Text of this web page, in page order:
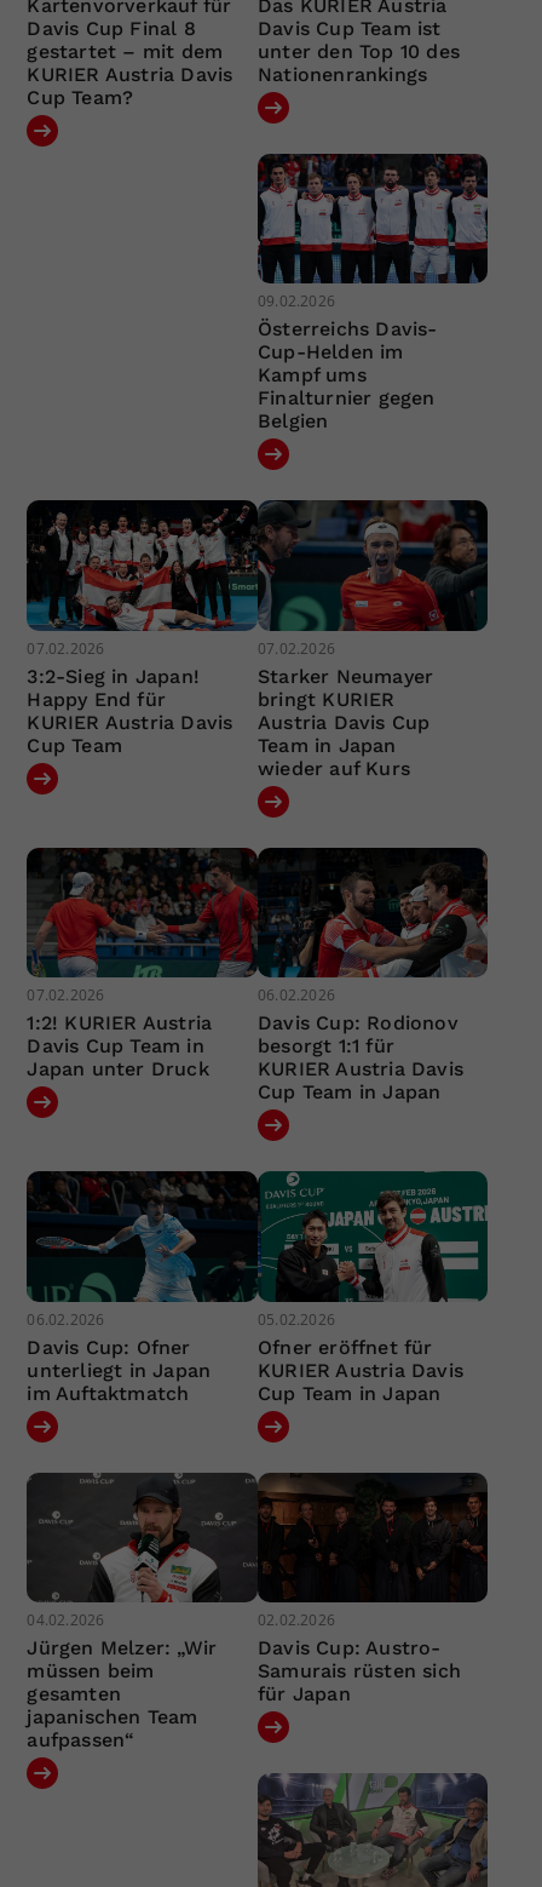
Kartenvorverkauf für
Davis Cup Final 8
gestartet – mit dem
KURIER Austria Davis
Cup Team?
Das KURIER Austria
Davis Cup Team ist
unter den Top 10 des
Nationenrankings
09.02.2026
Österreichs Davis-
Cup-Helden im
Kampf ums
Finalturnier gegen
Belgien
07.02.2026
3:2-Sieg in Japan!
Happy End für
KURIER Austria Davis
Cup Team
07.02.2026
Starker Neumayer
bringt KURIER
Austria Davis Cup
Team in Japan
wieder auf Kurs
07.02.2026
1:2! KURIER Austria
Davis Cup Team in
Japan unter Druck
06.02.2026
Davis Cup: Rodionov
besorgt 1:1 für
KURIER Austria Davis
Cup Team in Japan
06.02.2026
Davis Cup: Ofner
unterliegt in Japan
im Auftaktmatch
05.02.2026
Ofner eröffnet für
KURIER Austria Davis
Cup Team in Japan
04.02.2026
Jürgen Melzer: „Wir
müssen beim
gesamten
japanischen Team
aufpassen“
02.02.2026
Davis Cup: Austro-
Samurais rüsten sich
für Japan